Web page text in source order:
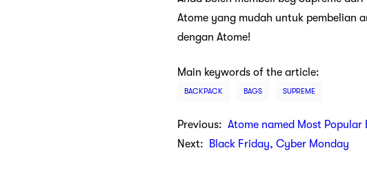
Atome yang mudah untuk pembelian
dengan Atome!
Main keywords of the article:
BACKPACK BAGS SUPREME
Previous: Atome named Most Popular
Next:
Black Friday, Cyber Monday